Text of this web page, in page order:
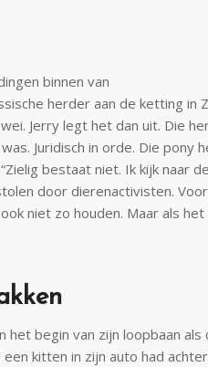
binnen van
herder aan de ketting in
Jerry legt het dan uit. Die
Juridisch in orde. Die pony
bestaat niet. Ik kijk naar
door dierenactivisten.
niet zo houden. Maar als
het begin van zijn loopbaan
kitten in zijn auto had